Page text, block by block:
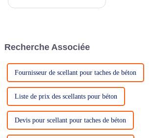
technique innovante…
Recherche Associée
Fournisseur de scellant pour taches de béton
Liste de prix des scellants pour béton
Devis pour scellant pour taches de béton